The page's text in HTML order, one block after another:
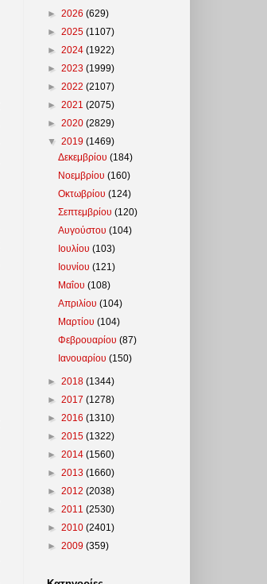
► 2026 (629)
► 2025 (1107)
► 2024 (1922)
► 2023 (1999)
► 2022 (2107)
► 2021 (2075)
► 2020 (2829)
▼ 2019 (1469)
Δεκεμβρίου(184)
Νοεμβρίου(160)
Οκτωβρίου(124)
Σεπτεμβρίου(120)
Αυγούστου(104)
Ιουλίου(103)
Ιουνίου(121)
Μαΐου(108)
Απριλίου(104)
Μαρτίου(104)
Φεβρουαρίου(87)
Ιανουαρίου(150)
► 2018 (1344)
► 2017 (1278)
► 2016 (1310)
► 2015 (1322)
► 2014 (1560)
► 2013 (1660)
► 2012 (2038)
► 2011 (2530)
► 2010 (2401)
► 2009 (359)